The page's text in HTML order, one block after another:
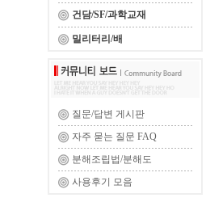
건담/SF/과학교재
밀리터리/배
질문/답변 게시판
자주 묻는 질문 FAQ
분해조립법/분해도
사용후기 모음